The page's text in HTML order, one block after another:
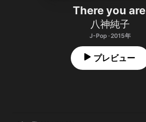
There you are
八神純子
J-Pop · 2015年
プレビュー